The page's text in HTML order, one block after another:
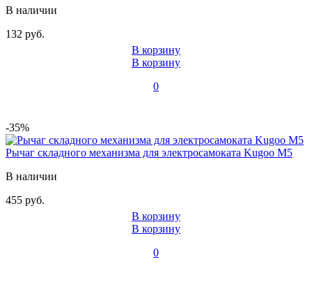
В наличии
132 руб.
В корзину
В корзину
0
-35%
Рычаг складного механизма для электросамоката Kugoo M5
В наличии
455 руб.
В корзину
В корзину
0